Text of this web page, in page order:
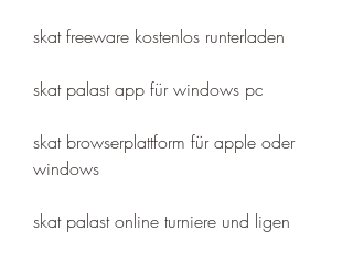
skat freeware kostenlos runterladen
skat palast app für windows pc
skat browserplattform für apple oder
windows
skat palast online turniere und ligen